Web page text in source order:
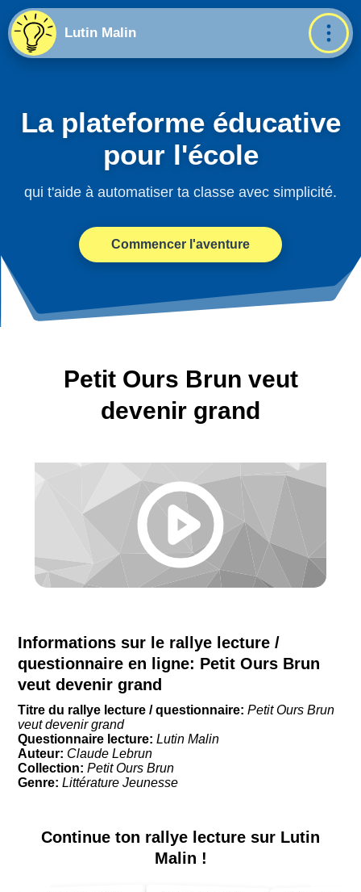
Lutin Malin
La plateforme éducative
pour l'école
qui t'aide à automatiser ta classe avec simplicité.
Commencer l'aventure
Petit Ours Brun veut
devenir grand
Informations sur le rallye lecture /
questionnaire en ligne: Petit Ours Brun
veut devenir grand
Titre du rallye lecture / questionnaire:Petit Ours Brun
veut devenir grand
Questionnaire lecture:Lutin Malin
Auteur: Claude Lebrun
Collection:Petit Ours Brun
Genre:Littérature Jeunesse
Continue ton rallye lecture sur Lutin
Malin !